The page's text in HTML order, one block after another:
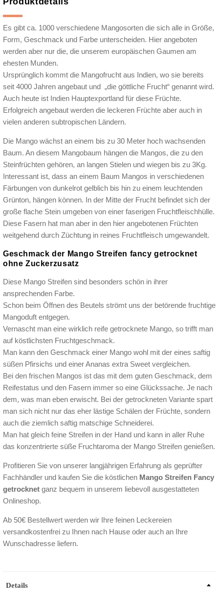
Es gibt ca. 1000 verschiedene Mangosorten die sich alle in Größe,
Form, Geschmack und Farbe unterscheiden. Hier angeboten
werden aber nur die, die unserem europäischen Gaumen am
ehesten Munden.
Ursprünglich kommt die Mangofrucht aus Indien, wo sie bereits
seit 4000 Jahren angebaut und „die göttliche Frucht“ genannt wird.
Auch heute ist Indien Hauptexportland für diese Früchte.
Erfolgreich angebaut werden die leckeren Früchte aber auch in
vielen anderen subtropischen Ländern.
Die Mango wächst an einem bis zu 30 Meter hoch wachsenden
Baum. An diesem Mangobaum hängen die Mangos, die zu den
Steinfrüchten gehören, an langen Stielen und wiegen bis zu 3Kg.
Interessant ist, dass an einem Baum Mangos in verschiedenen
Färbungen von dunkelrot gelblich bis hin zu einem leuchtenden
Grünton, hängen können. In der Mitte der Frucht befindet sich der
große flache Stein umgeben von einer faserigen Fruchtfleischhülle.
Diese Fasern hat man aber in den hier angebotenen Früchten
weitgehend durch Züchtung in reines Fruchtfleisch umgewandelt.
Geschmack der Mango Streifen fancy getrocknet
ohne Zuckerzusatz
Diese Mango Streifen sind besonders schön in ihrer
ansprechenden Farbe.
Schon beim Öffnen des Beutels strömt uns der betörende fruchtige
Mangoduft entgegen.
Vernascht man eine wirklich reife getrocknete Mango, so trifft man
auf köstlichsten Fruchtgeschmack.
Man kann den Geschmack einer Mango wohl mit der eines saftig
süßen Pfirsichs und einer Ananas extra Sweet vergleichen.
Bei den frischen Mangos ist das mit dem guten Geschmack, dem
Reifestatus und den Fasern immer so eine Glückssache. Je nach
dem, was man eben erwischt. Bei der getrockneten Variante spart
man sich nicht nur das eher lästige Schälen der Früchte, sondern
auch die ziemlich saftig matschige Schneiderei.
Man hat gleich feine Streifen in der Hand und kann in aller Ruhe
das konzentrierte süße Fruchtaroma der Mango Streifen genießen.
Profitieren Sie von unserer langjährigen Erfahrung als geprüfter
Fachhändler und kaufen Sie die köstlichen Mango Streifen Fancy
getrocknet ganz bequem in unserem liebevoll ausgestatteten
Onlineshop.
Ab 50€ Bestellwert werden wir Ihre feinen Leckereien
versandkostenfrei zu Ihnen nach Hause oder auch an Ihre
Wunschadresse liefern.
Details